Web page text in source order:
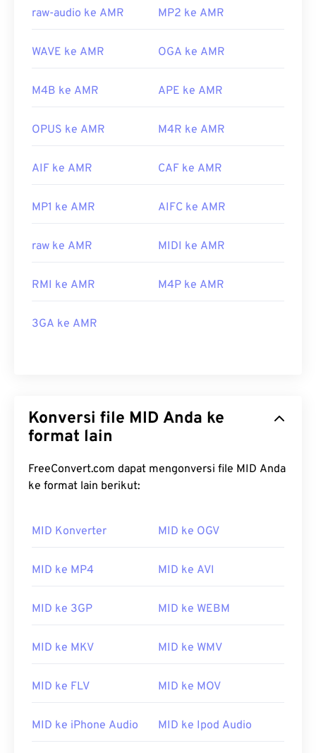
raw-audio ke AMR MP2 ke AMR
WAVE ke AMR OGA ke AMR
M4B ke AMR APE ke AMR
OPUS ke AMR M4R ke AMR
AIF ke AMR CAF ke AMR
MP1 ke AMR AIFC ke AMR
raw ke AMR MIDI ke AMR
RMI ke AMR M4P ke AMR
3GA ke AMR
Konversi file MID Anda ke
format lain
FreeConvert.com dapat mengonversi file MID Anda
ke format lain berikut:
MID Konverter MID ke OGV
MID ke MP4 MID ke AVI
MID ke 3GP MID ke WEBM
MID ke MKV MID ke WMV
MID ke FLV MID ke MOV
MID ke iPhone Audio MID ke Ipod Audio